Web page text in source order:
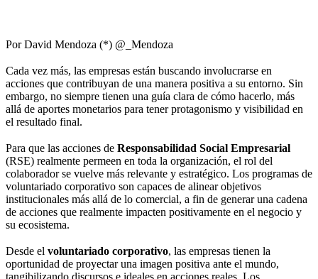
Por David Mendoza (*) @_Mendoza
Cada vez más, las empresas están buscando involucrarse en
acciones que contribuyan de una manera positiva a su entorno. Sin
embargo, no siempre tienen una guía clara de cómo hacerlo, más
allá de aportes monetarios para tener protagonismo y visibilidad en
el resultado final.
Para que las acciones de Responsabilidad Social Empresarial
(RSE) realmente permeen en toda la organización, el rol del
colaborador se vuelve más relevante y estratégico. Los programas de
voluntariado corporativo son capaces de alinear objetivos
institucionales más allá de lo comercial, a fin de generar una cadena
de acciones que realmente impacten positivamente en el negocio y
su ecosistema.
Desde el voluntariado corporativo, las empresas tienen la
oportunidad de proyectar una imagen positiva ante el mundo,